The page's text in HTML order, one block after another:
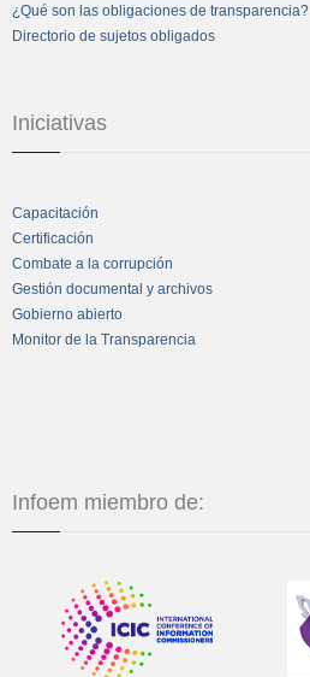
¿Qué son las obligaciones de transparencia?
Directorio de sujetos obligados
Iniciativas
Capacitación
Certificación
Combate a la corrupción
Gestión documental y archivos
Gobierno abierto
Monitor de la Transparencia
Infoem miembro de: